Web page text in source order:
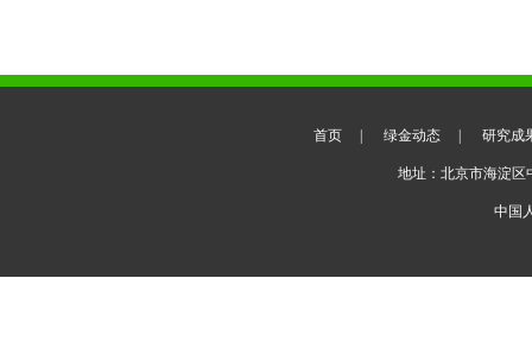
首页 |绿金动态 |研究成
地址：北京市海淀区
中国